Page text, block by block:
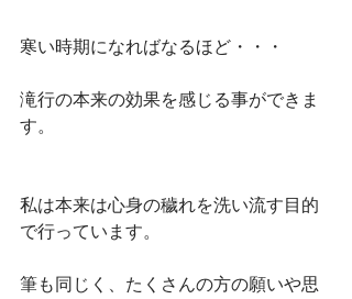
寒い時期になればなるほど・・・
滝行の本来の効果を感じる事ができま
す。
私は本来は心身の穢れを洗い流す目的
で行っています。
筆も同じく、たくさんの方の願いや思